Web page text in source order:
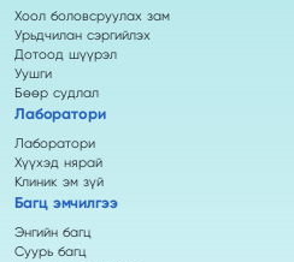
Хоол боловсруулах зам
Урьдчилан сэргийлэх
Дотоод шүүрэл
Уушги
Бөөр судлал
Лаборатори
Лаборатори
Хүүхэд нярай
Клиник эм зүй
Багц эмчилгээ
Энгийн багц
Суурь багц